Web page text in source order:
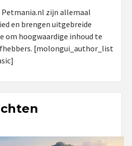
Petmania.nl zijn allemaal
en brengen uitgebreide
om hoogwaardige inhoud te
[molongui_author_list